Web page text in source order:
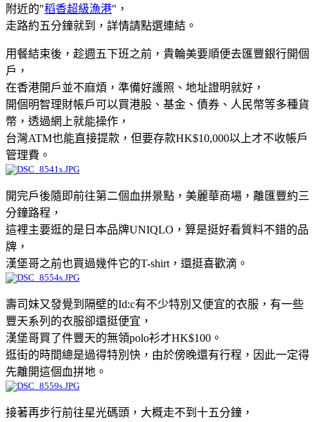
附近的"稻香超級漁港"，
走路約五分鐘就到，詳情請點選連結。
用餐結束後，趁週五下班之前，貴輪美要順便去匯豐銀行開個
戶，
在香港開戶並不麻煩，準備好護照、地址證明就好，
開個明智理財帳戶可以買港股、基金、債券、人民幣等多種貨
幣，透過網上就能操作，
台灣ATM也能直接提款，但要存款HK$10,000以上才不收帳戶
管理費。
開完戶後隨即前往第二個血拼景點，美麗華商場，離匯豐約三
分鐘路程，
這裡主要逛的是日本品牌UNIQLO，算是挺好看質料不錯的品
牌，
漢堡哥之前也買過幾件它的T-shirt，還挺喜歡滴。
壽司妹又發覺到隔壁的Id:c有不少特別又便宜的衣服，有一些
豐天系列的衣服卻還挺便宜，
漢堡哥買了件豐天的無領polo衫才HK$100。
逛街的時間總是過得特別快，由於傍晚還有行程，因此一定得
先離開這個血拼地。
接著再步行前往星光碼頭，大概走不到十五分鐘，